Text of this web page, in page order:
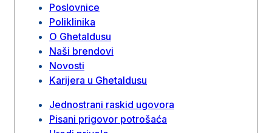
Poslovnice
Poliklinika
O Ghetaldusu
Naši brendovi
Novosti
Karijera u Ghetaldusu
Jednostrani raskid ugovora
Pisani prigovor potrošaća